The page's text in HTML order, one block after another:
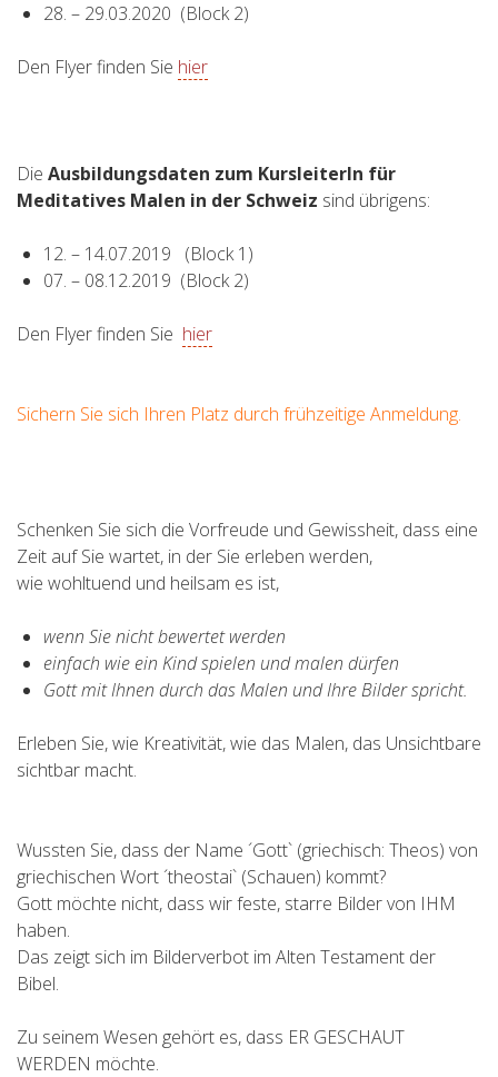
28. – 29.03.2020 (Block 2)
Den Flyer finden Sie hier
Die Ausbildungsdaten zum KursleiterIn für
Meditatives Malen in der Schweiz sind übrigens:
12. – 14.07.2019 (Block 1)
07. – 08.12.2019 (Block 2)
Den Flyer finden Sie hier
Sichern Sie sich Ihren Platz durch frühzeitige Anmeldung.
Schenken Sie sich die Vorfreude und Gewissheit, dass eine
Zeit auf Sie wartet, in der Sie erleben werden,
wie wohltuend und heilsam es ist,
wenn Sie nicht bewertet werden
einfach wie ein Kind spielen und malen dürfen
Gott mit Ihnen durch das Malen und Ihre Bilder spricht.
Erleben Sie, wie Kreativität, wie das Malen, das Unsichtbare
sichtbar macht.
Wussten Sie, dass der Name ´Gott` (griechisch: Theos) von
griechischen Wort ´theostai` (Schauen) kommt?
Gott möchte nicht, dass wir feste, starre Bilder von IHM
haben.
Das zeigt sich im Bilderverbot im Alten Testament der
Bibel.
Zu seinem Wesen gehört es, dass ER GESCHAUT
WERDEN möchte.